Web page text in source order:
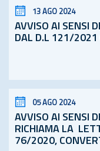
13 AGO 2024
AVVISO AI SENSI
DAL D.L 121/2021
05 AGO 2024
AVVISO AI SENSI
RICHIAMA LA
76/2020,